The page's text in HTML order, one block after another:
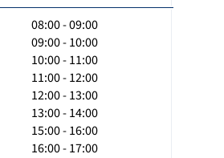
08:00 - 09:00
09:00 - 10:00
10:00 - 11:00
11:00 - 12:00
12:00 - 13:00
13:00 - 14:00
15:00 - 16:00
16:00 - 17:00